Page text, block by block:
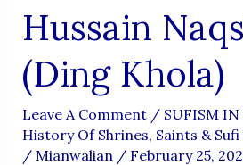
Hussain
(Ding Khola)
Leave A Comment / SUFISM
History Of Shrines, Saints &
/ Mianwalian / February 25,